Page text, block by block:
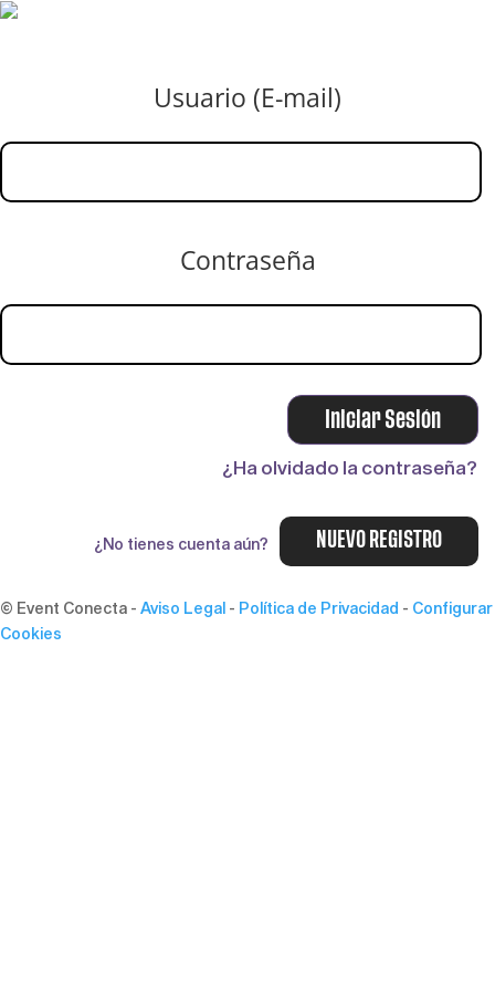
Usuario (E-mail)
Contraseña
¿Ha olvidado la contraseña?
NUEVO REGISTRO
¿No tienes cuenta aún?
© Event Conecta - Aviso Legal - Política de Privacidad - Configurar
Cookies